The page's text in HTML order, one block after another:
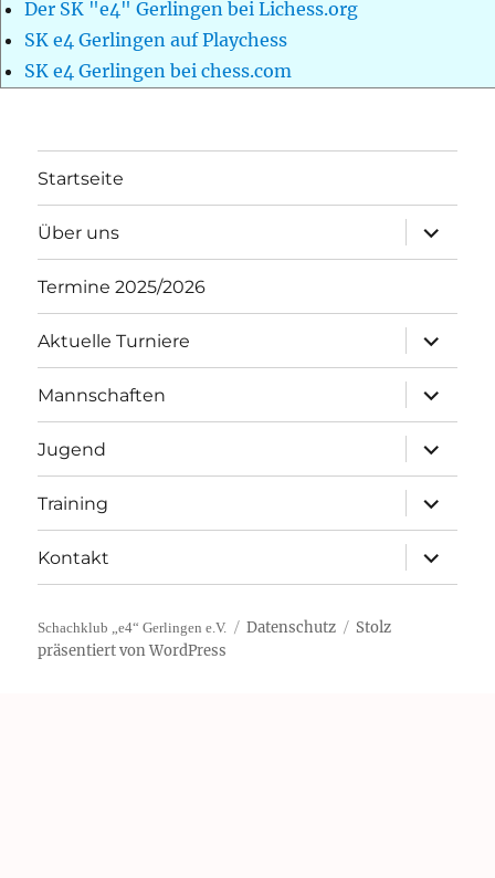
Der SK "e4" Gerlingen bei Lichess.org
SK e4 Gerlingen auf Playchess
SK e4 Gerlingen bei chess.com
Startseite
Über uns
öffnen
Termine 2025/2026
Aktuelle Turniere
öffnen
Mannschaften
öffnen
Jugend
öffnen
Training
öffnen
Kontakt
öffnen
Schachklub „e4“ Gerlingen e.V. Datenschutz
Stolz
präsentiert von WordPress